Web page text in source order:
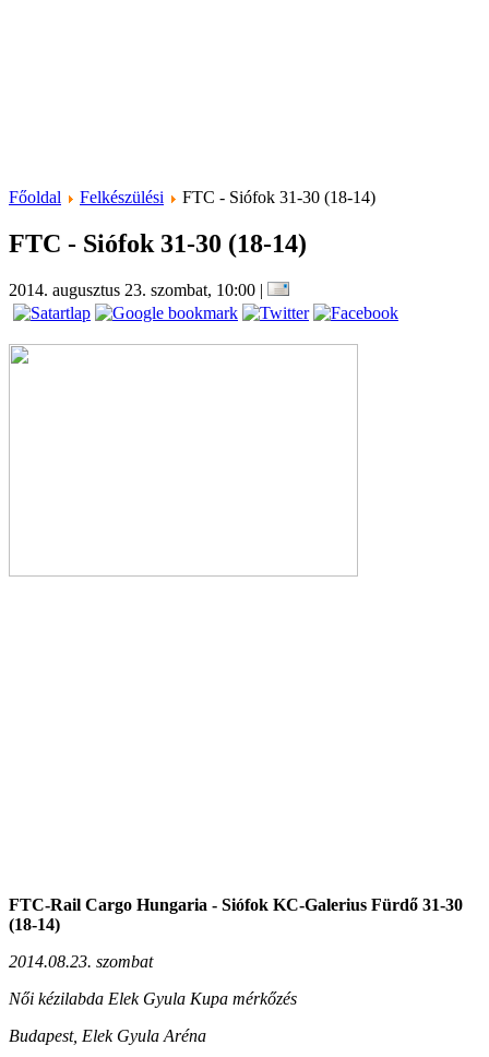
Főoldal Felkészülési FTC - Siófok 31-30 (18-14)
FTC - Siófok 31-30 (18-14)
2014. augusztus 23. szombat, 10:00 |
FTC-Rail Cargo Hungaria - Siófok KC-Galerius Fürdő 31-30
(18-14)
2014.08.23. szombat
Női kézilabda Elek Gyula Kupa mérkőzés
Budapest, Elek Gyula Aréna